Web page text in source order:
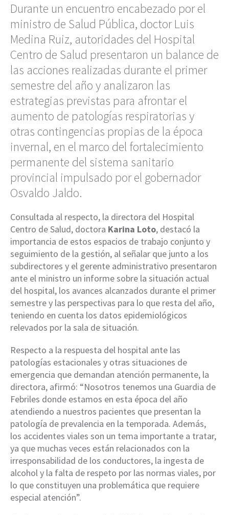
Durante un encuentro encabezado por el
ministro de Salud Pública, doctor Luis
Medina Ruiz, autoridades del Hospital
Centro de Salud presentaron un balance de
las acciones realizadas durante el primer
semestre del año y analizaron las
estrategias previstas para afrontar el
aumento de patologías respiratorias y
otras contingencias propias de la época
invernal, en el marco del fortalecimiento
permanente del sistema sanitario
provincial impulsado por el gobernador
Osvaldo Jaldo.
Consultada al respecto, la directora del Hospital
Centro de Salud, doctora Karina Loto, destacó la
importancia de estos espacios de trabajo conjunto y
seguimiento de la gestión, al señalar que junto a los
subdirectores y el gerente administrativo presentaron
ante el ministro un informe sobre la situación actual
del hospital, los avances alcanzados durante el primer
semestre y las perspectivas para lo que resta del año,
teniendo en cuenta los datos epidemiológicos
relevados por la sala de situación.
Respecto a la respuesta del hospital ante las
patologías estacionales y otras situaciones de
emergencia que demandan atención permanente, la
directora, afirmó: “Nosotros tenemos una Guardia de
Febriles donde estamos en esta época del año
atendiendo a nuestros pacientes que presentan la
patología de prevalencia en la temporada. Además,
los accidentes viales son un tema importante a tratar,
ya que muchas veces están relacionados con la
irresponsabilidad de los conductores, la ingesta de
alcohol y la falta de respeto por las normas viales, por
lo que constituyen una problemática que requiere
especial atención”.